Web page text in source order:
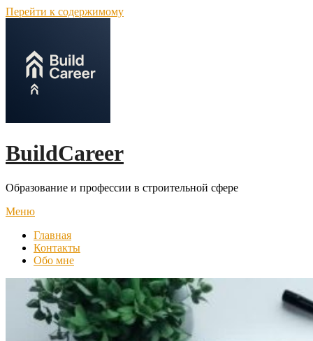
Перейти к содержимому
BuildCareer
Образование и профессии в строительной сфере
Меню
Главная
Контакты
Обо мне